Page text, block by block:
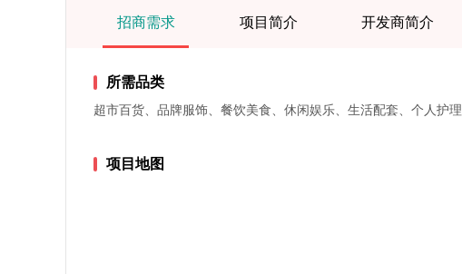
招商需求 项目简介 开发商简介
所需品类
超市百货、品牌服饰、餐饮美食、休闲娱乐、生活配套、个人护理
项目地图